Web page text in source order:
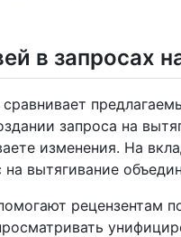
в запросах
запроса на
изменения. На
вытягивание
рецензентам